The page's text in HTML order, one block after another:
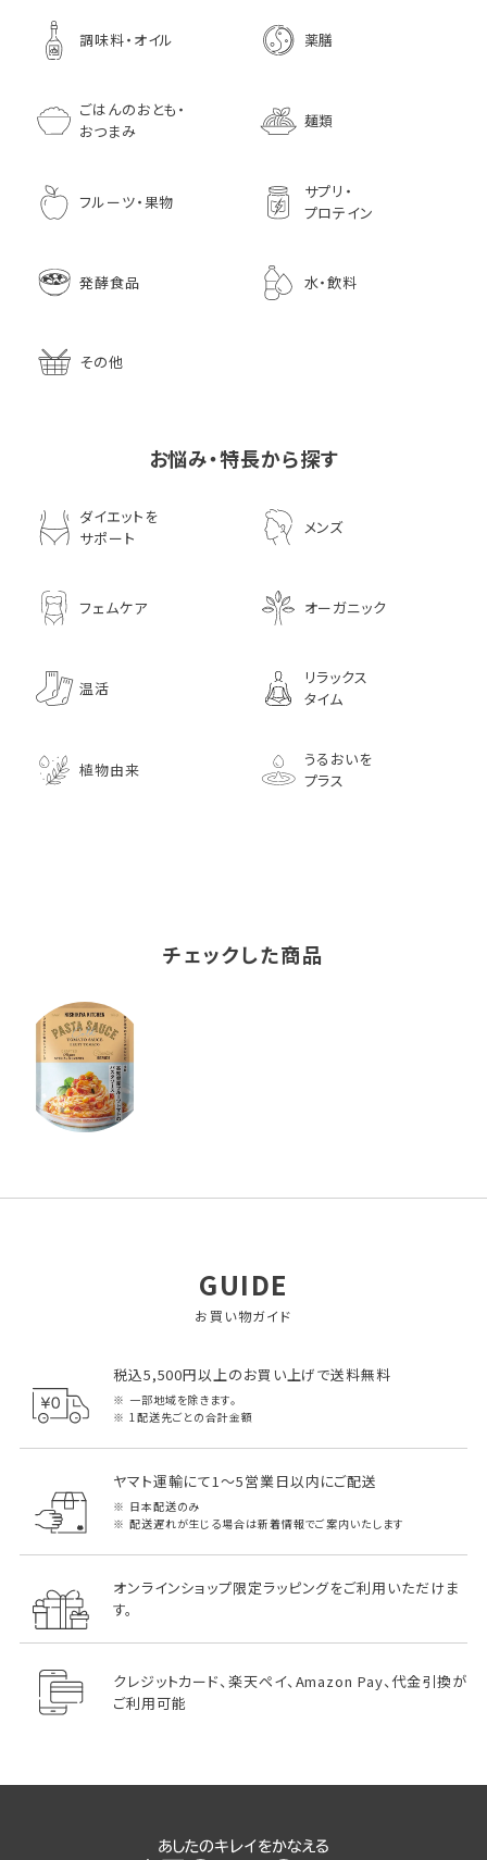
調味料・オイル 薬膳
ごはんのおとも・
おつまみ
麺類
フルーツ・果物
サプリ・
プロテイン
発酵食品 水・飲料
その他
お悩み・特長から探す
ダイエットを
サポート
メンズ
フェムケア オーガニック
温活
リラックス
タイム
植物由来
うるおいを
プラス
チェックした商品
GUIDE
お買い物ガイド
税込5,500円以上のお買い上げで送料無料
一部地域を除きます。
1配送先ごとの合計金額
ヤマト運輸にて1～5営業日以内にご配送
日本配送のみ
配送遅れが生じる場合は新着情報でご案内いたします
オンラインショップ限定ラッピングをご利用いただけま
す。
クレジットカード、楽天ペイ、Amazon Pay、代金引換が
ご利用可能